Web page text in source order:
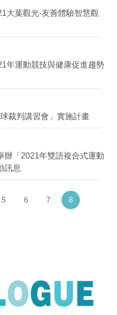
大葉觀光-友善體驗智慧觀
年運動競技與健康促進趨勢
裁判講習會」實施計畫
辦「2021年雙語複合式運動
訊息
5 6 7 8(current)